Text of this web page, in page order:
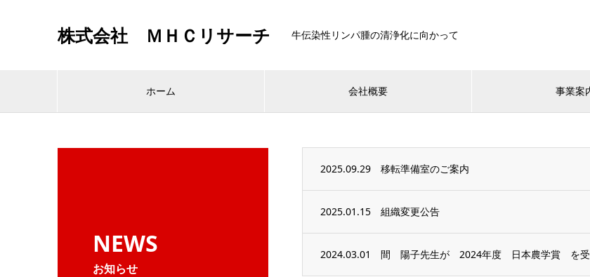
株式会社 ＭＨＣリサーチ 牛伝染性リンパ腫の清浄化に向かって
ホーム 会社概要 事業案
NEWS
お知らせ
2025.09.29 移転準備室のご案内
2025.01.15 組織変更公告
2024.03.01 間 陽子先生が 2024年度 日本農学賞 を受